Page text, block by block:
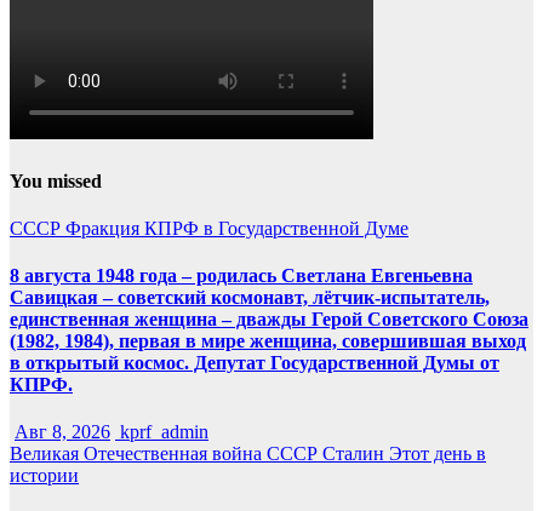
You missed
СССР Фракция КПРФ в Государственной Думе
8 августа 1948 года – родилась Светлана Евгеньевна
Савицкая – советский космонавт, лётчик-испытатель,
единственная женщина – дважды Герой Советского Союза
(1982, 1984), первая в мире женщина, совершившая выход
в открытый космос. Депутат Государственной Думы от
КПРФ.
Авг 8, 2026 kprf_admin
Великая Отечественная война СССР Сталин Этот день в
истории